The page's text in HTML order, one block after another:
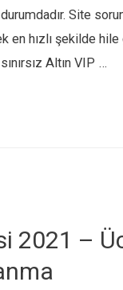
Site
en hızlı şekilde
Altın VIP …
2021 –